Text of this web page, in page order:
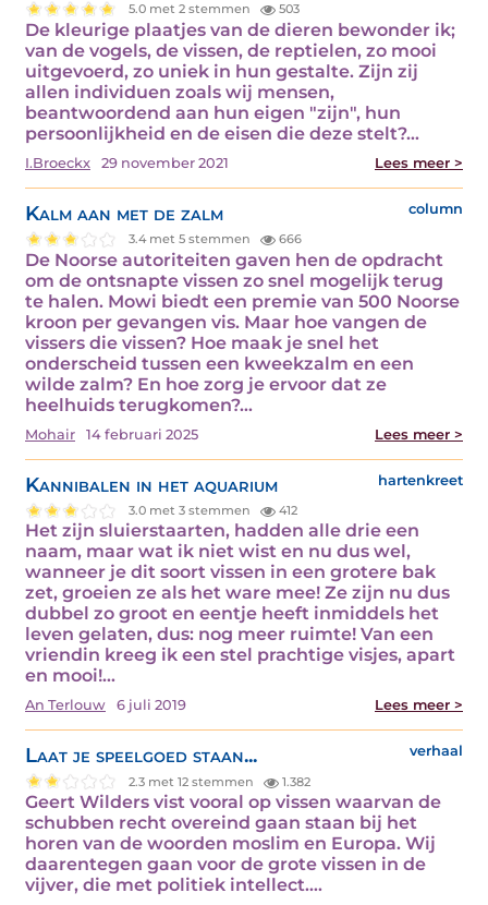
5.0 met 2 stemmen 503
De kleurige plaatjes van de dieren bewonder ik;
van de vogels, de vissen, de reptielen, zo mooi
uitgevoerd, zo uniek in hun gestalte. Zijn zij
allen individuen zoals wij mensen,
beantwoordend aan hun eigen "zijn", hun
persoonlijkheid en de eisen die deze stelt?…
I.Broeckx 29 november 2021 Lees meer >
Kalm aan met de zalm column
3.4 met 5 stemmen 666
De Noorse autoriteiten gaven hen de opdracht
om de ontsnapte vissen zo snel mogelijk terug
te halen. Mowi biedt een premie van 500 Noorse
kroon per gevangen vis. Maar hoe vangen de
vissers die vissen? Hoe maak je snel het
onderscheid tussen een kweekzalm en een
wilde zalm? En hoe zorg je ervoor dat ze
heelhuids terugkomen?…
Mohair 14 februari 2025 Lees meer >
Kannibalen in het aquarium hartenkreet
3.0 met 3 stemmen 412
Het zijn sluierstaarten, hadden alle drie een
naam, maar wat ik niet wist en nu dus wel,
wanneer je dit soort vissen in een grotere bak
zet, groeien ze als het ware mee! Ze zijn nu dus
dubbel zo groot en eentje heeft inmiddels het
leven gelaten, dus: nog meer ruimte! Van een
vriendin kreeg ik een stel prachtige visjes, apart
en mooi!…
An Terlouw 6 juli 2019 Lees meer >
Laat je speelgoed staan... verhaal
2.3 met 12 stemmen 1.382
Geert Wilders vist vooral op vissen waarvan de
schubben recht overeind gaan staan bij het
horen van de woorden moslim en Europa. Wij
daarentegen gaan voor de grote vissen in de
vijver, die met politiek intellect.…